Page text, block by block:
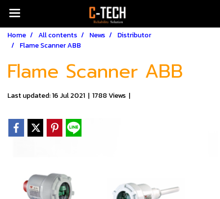
Home All contents News
Distributor
Flame Scanner ABB
Flame Scanner ABB
Last updated: 16 Jul 2021 | 1788 Views |